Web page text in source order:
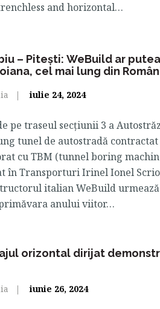
and horizontal…
– Pitești: WeBuild ar
cel mai lung din
iulie 24, 2024
pe traseul secțiunii 3 a
tunel de autostradă
cu TBM (tunnel boring
în Transporturi Irinel Ionel
italian WeBuild urmează
anului viitor…
orizontal dirijat
iunie 26, 2024